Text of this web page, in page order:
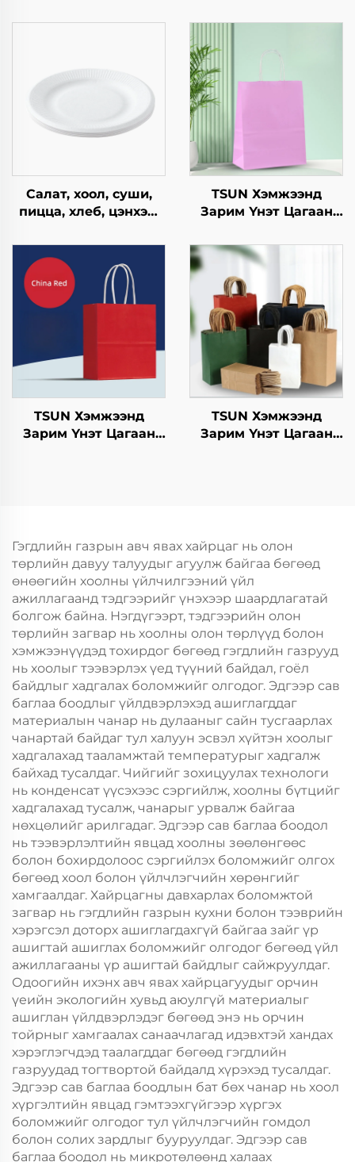
Салат, хоол, суши,
пицца, хлеб, цэнхэр,
гамбургерийг
ашиглахад
зориулагдсан буцаж
ашиглах боломжтой
TSUN Хэмжээнд
Зарим Үнэт Цагаан
Скрин Принт Нэмэлт
Ур чадвараар Шинэ
Жил, Кристмасийн
Хөдөлгөөнт Хоолын
Шиппинг Картон
TSUN Хэмжээнд
Зарим Үнэт Цагаан
Пластик Пакинг
TSUN Хэмжээнд
Зарим Үнэт Цагаан
Гэгдлийн газрын авч явах хайрцаг нь олон
төрлийн давуу талуудыг агуулж байгаа бөгөөд
өнөөгийн хоолны үйлчилгээний үйл
ажиллагаанд тэдгээрийг үнэхээр шаардлагатай
болгож байна. Нэгдүгээрт, тэдгээрийн олон
төрлийн загвар нь хоолны олон төрлүүд болон
хэмжээнүүдэд тохирдог бөгөөд гэгдлийн газрууд
нь хоолыг тээвэрлэх үед түүний байдал, гоёл
байдлыг хадгалах боломжийг олгодог. Эдгээр сав
баглаа боодлыг үйлдвэрлэхэд ашиглагддаг
материалын чанар нь дулааныг сайн тусгаарлах
чанартай байдаг тул халуун эсвэл хүйтэн хоолыг
хадгалахад тааламжтай температурыг хадгалж
байхад тусалдаг. Чийгийг зохицуулах технологи
нь конденсат үүсэхээс сэргийлж, хоолны бүтцийг
хадгалахад тусалж, чанарыг урвалж байгаа
нөхцөлийг арилгадаг. Эдгээр сав баглаа боодол
нь тээвэрлэлтийн явцад хоолны зөөлөнгөөс
болон бохирдолоос сэргийлэх боломжийг олгох
бөгөөд хоол болон үйлчлэгчийн хөрөнгийг
хамгаалдаг. Хайрцагны давхарлах боломжтой
загвар нь гэгдлийн газрын кухни болон тээврийн
хэрэгсэл доторх ашиглагдахгүй байгаа зайг үр
ашигтай ашиглах боломжийг олгодог бөгөөд үйл
ажиллагааны үр ашигтай байдлыг сайжруулдаг.
Одоогийн ихэнх авч явах хайрцагуудыг орчин
үеийн экологийн хувьд аюулгүй материалыг
ашиглан үйлдвэрлэдэг бөгөөд энэ нь орчин
тойрныг хамгаалах санаачлагад идэвхтэй хандах
хэрэглэгчдэд таалагддаг бөгөөд гэгдлийн
газруудад тогтвортой байдалд хүрэхэд тусалдаг.
Эдгээр сав баглаа боодлын бат бөх чанар нь хоол
хүргэлтийн явцад гэмтээхгүйгээр хүргэх
боломжийг олгодог тул үйлчлэгчийн гомдол
болон солих зардлыг бууруулдаг. Эдгээр сав
баглаа боодол нь микротөлөөнд халаах